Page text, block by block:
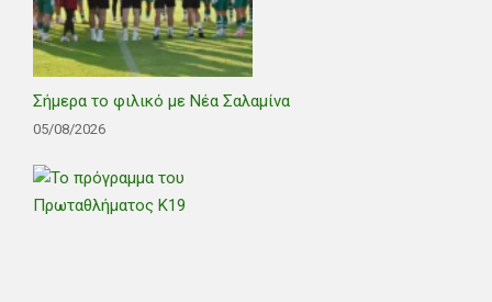
Σήμερα το φιλικό με Νέα Σαλαμίνα
05/08/2026